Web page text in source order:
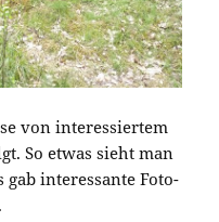
von interessiertem
So etwas sieht man
interessante Foto-